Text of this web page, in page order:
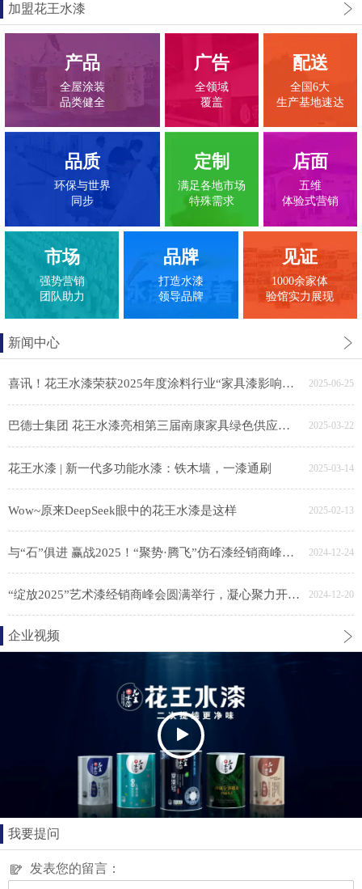
加盟花王水漆
产品
全屋涂装
品类健全
广告
全领域
覆盖
配送
全国6大
生产基地速达
品质
环保与世界
同步
定制
满足各地市场
特殊需求
店面
五维
体验式营销
市场
强势营销
团队助力
品牌
打造水漆
领导品牌
见证
1000余家体
验馆实力展现
新闻中心
喜讯！花王水漆荣获2025年度涂料行业“家具漆影响力品牌” 2025-06-25
巴德士集团 花王水漆亮相第三届南康家具绿色供应链展，助力家具产业链绿色转型 2025-03-22
花王水漆 | 新一代多功能水漆：铁木墙，一漆通刷 2025-03-14
Wow~原来DeepSeek眼中的花王水漆是这样 2025-02-13
与“石”俱进 赢战2025！“聚势·腾飞”仿石漆经销商峰会胜利召开 2024-12-24
“绽放2025”艺术漆经销商峰会圆满举行，凝心聚力开新局 2024-12-20
企业视频
我要提问
发表您的留言：